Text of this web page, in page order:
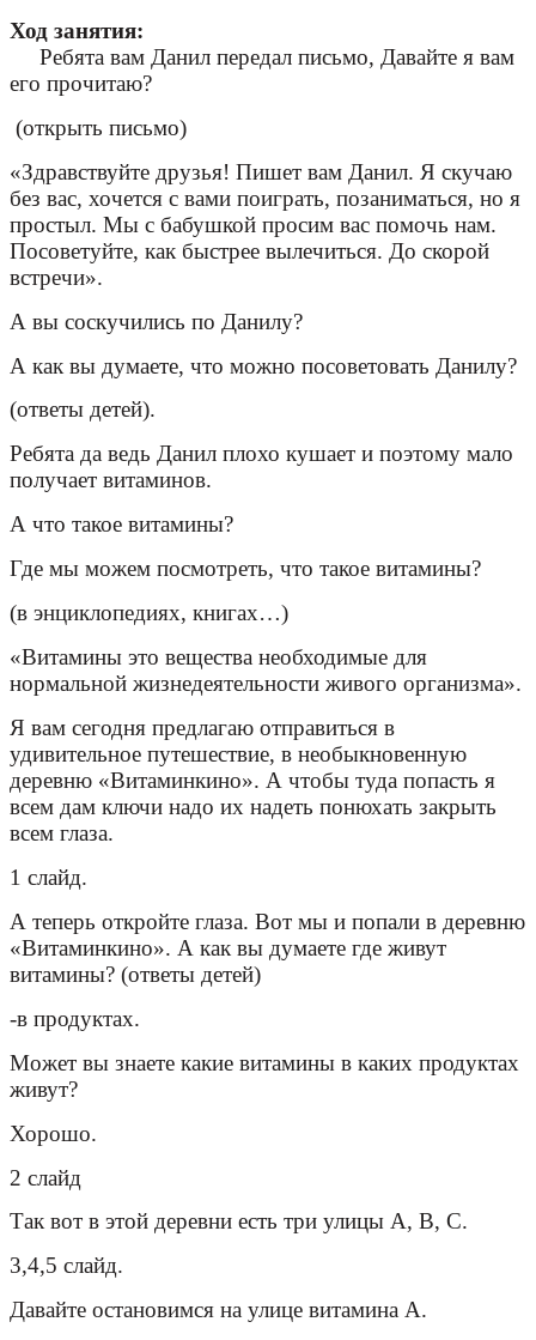
Ход занятия:
Ребята вам Данил передал письмо, Давайте я вам
его прочитаю?
(открыть письмо)
«Здравствуйте друзья! Пишет вам Данил. Я скучаю
без вас, хочется с вами поиграть, позаниматься, но я
простыл. Мы с бабушкой просим вас помочь нам.
Посоветуйте, как быстрее вылечиться. До скорой
встречи».
А вы соскучились по Данилу?
А как вы думаете, что можно посоветовать Данилу?
(ответы детей).
Ребята да ведь Данил плохо кушает и поэтому мало
получает витаминов.
А что такое витамины?
Где мы можем посмотреть, что такое витамины?
(в энциклопедиях, книгах…)
«Витамины это вещества необходимые для
нормальной жизнедеятельности живого организма».
Я вам сегодня предлагаю отправиться в
удивительное путешествие, в необыкновенную
деревню «Витаминкино». А чтобы туда попасть я
всем дам ключи надо их надеть понюхать закрыть
всем глаза.
1 слайд.
А теперь откройте глаза. Вот мы и попали в деревню
«Витаминкино». А как вы думаете где живут
витамины? (ответы детей)
-в продуктах.
Может вы знаете какие витамины в каких продуктах
живут?
Хорошо.
2 слайд
Так вот в этой деревни есть три улицы А, В, С.
3,4,5 слайд.
Давайте остановимся на улице витамина А.